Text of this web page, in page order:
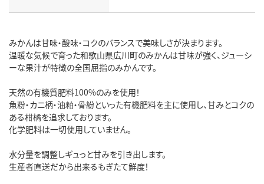
みかんは甘味・酸味・コクのバランスで美味しさが決まります。
温暖な気候で育った和歌山県広川町のみかんは甘味が強く、ジューシ
ーな果汁が特徴の全国屈指のみかんです。
天然の有機質肥料100%のみを使用！
魚粉・カニ柄・油粕・骨紛といった有機肥料を主に使用し、甘みとコクの
ある柑橘を追求しております。
化学肥料は一切使用していません。
水分量を調整しギュっと甘みを引き出します。
生産者直送だから出来るもぎたて鮮度！